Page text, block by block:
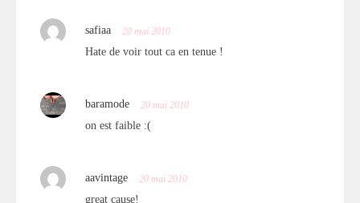
safiaa 20 mai 2010
Hate de voir tout ca en tenue !
baramode 20 mai 2010
on est faible :(
aavintage 20 mai 2010
great cause!